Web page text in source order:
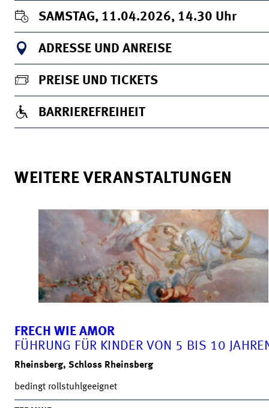
SAMSTAG, 11.04.2026, 14.30 Uhr
ADRESSE UND ANREISE
PREISE UND TICKETS
BARRIEREFREIHEIT
WEITERE VERANSTALTUNGEN
FRECH WIE AMOR
FÜHRUNG FÜR KINDER VON 5 BIS 10
Rheinsberg, Schloss Rheinsberg
bedingt rollstuhlgeeignet